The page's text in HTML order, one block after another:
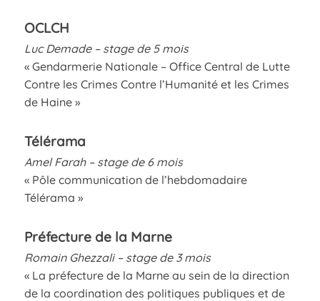
OCLCH
Luc Demade – stage de 5 mois
« Gendarmerie Nationale – Office Central de Lutte
Contre les Crimes Contre l’Humanité et les Crimes
de Haine »
Télérama
Amel Farah – stage de 6 mois
« Pôle communication de l’hebdomadaire
Télérama »
Préfecture de la Marne
Romain Ghezzali – stage de 3 mois
« La préfecture de la Marne au sein de la direction
de la coordination des politiques publiques et de